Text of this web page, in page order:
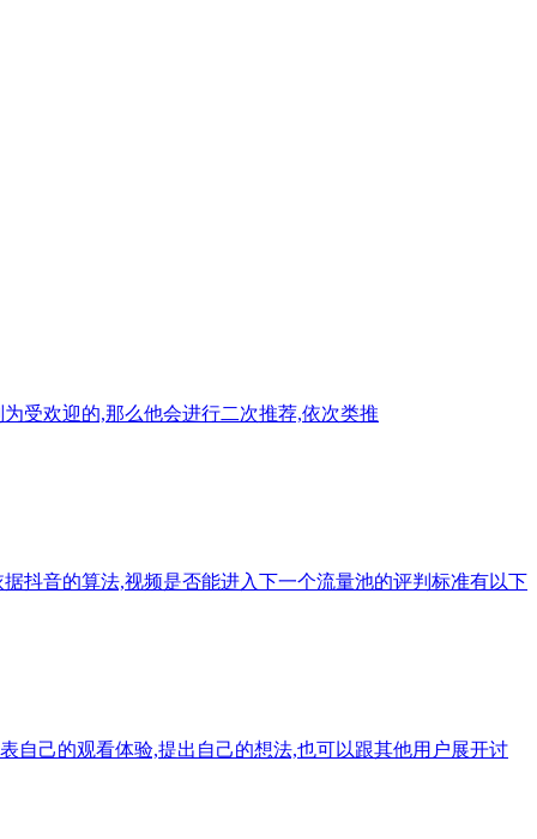
受欢迎的,那么他会进行二次推荐,依次类推
抖音的算法,视频是否能进入下一个流量池的评判标准有以下
自己的观看体验,提出自己的想法,也可以跟其他用户展开讨